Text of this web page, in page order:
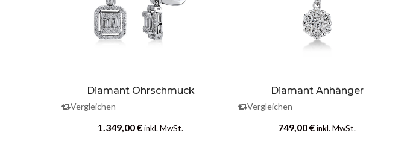
Diamant Ohrschmuck
Vergleichen
1.349,00€ inkl. MwSt.
Diamant Anhänger
Vergleichen
749,00€ inkl. MwSt.